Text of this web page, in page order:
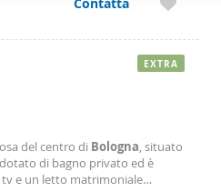
in cui utilizza il nostro sito
media, i quali potrebbero
dal suo utilizzo dei loro
del centro di Bologna, situato
di bagno privato ed è
e un letto matrimoniale
EXTRA